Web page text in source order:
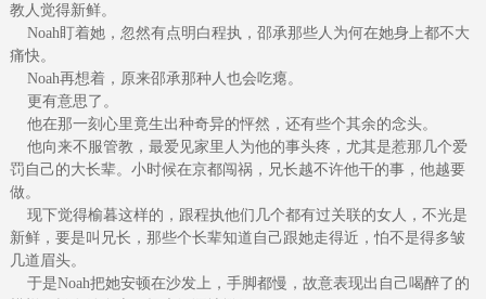
教人觉得新鲜。
Noah盯着她，忽然有点明白程执，邵承那些人为何在她身上都不大
痛快。
Noah再想着，原来邵承那种人也会吃瘪。
更有意思了。
他在那一刻心里竟生出种奇异的怦然，还有些个其余的念头。
他向来不服管教，最爱见家里人为他的事头疼，尤其是惹那几个爱
罚自己的大长辈。小时候在京都闯祸，兄长越不许他干的事，他越要
做。
现下觉得榆暮这样的，跟程执他们几个都有过关联的女人，不光是
新鲜，要是叫兄长，那些个长辈知道自己跟她走得近，怕不是得多皱
几道眉头。
于是Noah把她安顿在沙发上，手脚都慢，故意表现出自己喝醉了的